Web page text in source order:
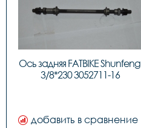
Ось задняя FATBIKE Shunfeng
3/8*230 3052711-16
добавить в сравнение